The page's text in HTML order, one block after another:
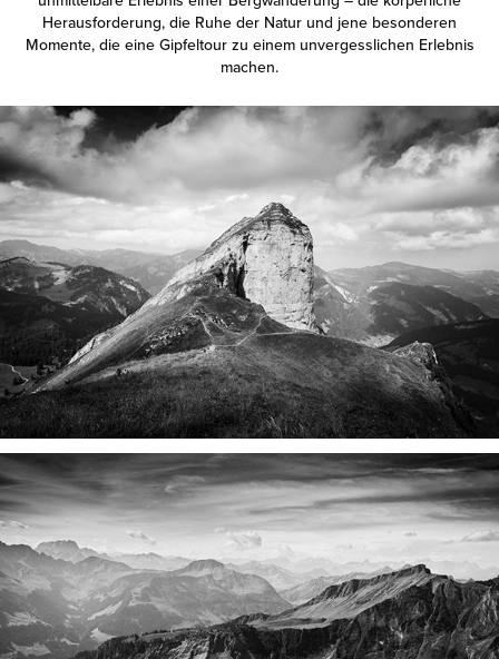
Herausforderung, die Ruhe der Natur und jene besonderen
Momente, die eine Gipfeltour zu einem unvergesslichen Erlebnis
machen.